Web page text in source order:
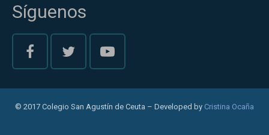
Síguenos
© 2017 Colegio San Agustín de Ceuta – Developed by Cristina Ocaña